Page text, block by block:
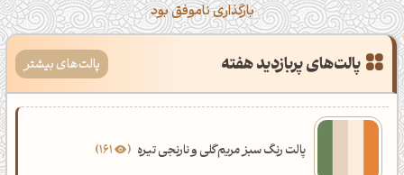
بارگذاری ناموفق بود
پالت‌های پربازدید هفته پالت‌های بیشتر
پالت رنگ سبز مریم‌گلی و نارنجی تیره